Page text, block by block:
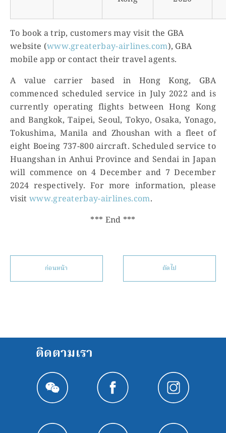
To book a trip, customers may visit the GBA
website (www.greaterbay-airlines.com), GBA
mobile app or contact their travel agents.
A value carrier based in Hong Kong, GBA
commenced scheduled service in July 2022 and is
currently operating flights between Hong Kong
and Bangkok, Taipei, Seoul, Tokyo, Osaka, Yonago,
Tokushima, Manila and Zhoushan with a fleet of
eight Boeing 737-800 aircraft. Scheduled service to
Huangshan in Anhui Province and Sendai in Japan
will commence on 4 December and 7 December
2024 respectively. For more information, please
visitwww.greaterbay-airlines.com.
*** End ***
ก่อนหน้า ถัดไป
ติดตามเรา